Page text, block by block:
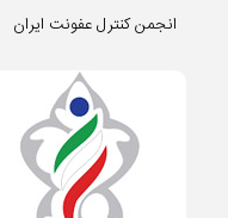
انجمن کنترل عفونت ایران